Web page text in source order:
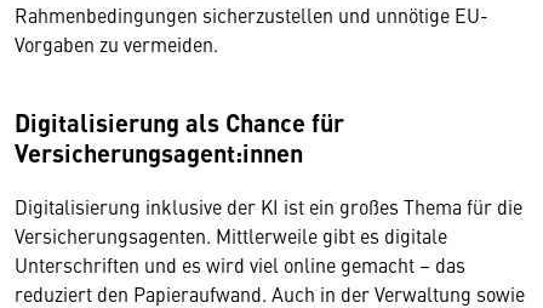
Rahmenbedingungen sicherzustellen und unnötige EU-
Vorgaben zu vermeiden.
Digitalisierung als Chance für
Versicherungsagent:innen
Digitalisierung inklusive der KI ist ein großes Thema für die
Versicherungsagenten. Mittlerweile gibt es digitale
Unterschriften und es wird viel online gemacht – das
reduziert den Papieraufwand. Auch in der Verwaltung sowie